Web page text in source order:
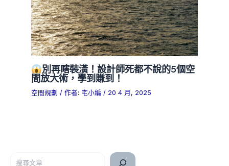
別再瞎裝潢！設計師死都不說的5個空
間放大術，學到賺到！
空間規劃 / 作者: 宅小編/ 20 4 月, 2025